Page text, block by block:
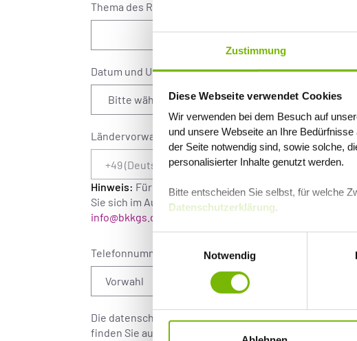
Zustimmung
Diese Webseite verwendet Cookies
Wir verwenden bei dem Besuch auf
und unsere Webseite an Ihre
der Seite notwendig sind, sowie solche,
personalisierter Inhalte genutzt werden.
Bitte entscheiden Sie selbst, für welche
Datenschutzerklärung.
Notwendig
Thema des Rückrufs
Datum und Uhrzeit des Rückrufs*
Ländervorwahl
Hinweis: Für die Kontaktaufnahme ist eine deutsche
Sie sich im Ausland befinden, senden Sie Ihre Anfrage
info@bkkgs.de
, damit wir Ihnen weiterhelfen können.
Telefonnummer
Die datenschutzrechtlichen Hinweise und
finden Sie auf unserer Webseite unter